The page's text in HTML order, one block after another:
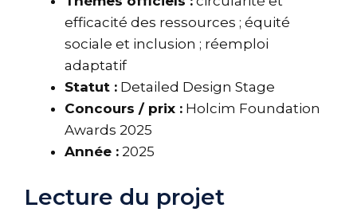
efficacité des ressources ; équité
sociale et inclusion ; réemploi
adaptatif
Statut : Detailed Design Stage
Concours / prix : Holcim Foundation
Awards 2025
Année : 2025
Lecture du projet